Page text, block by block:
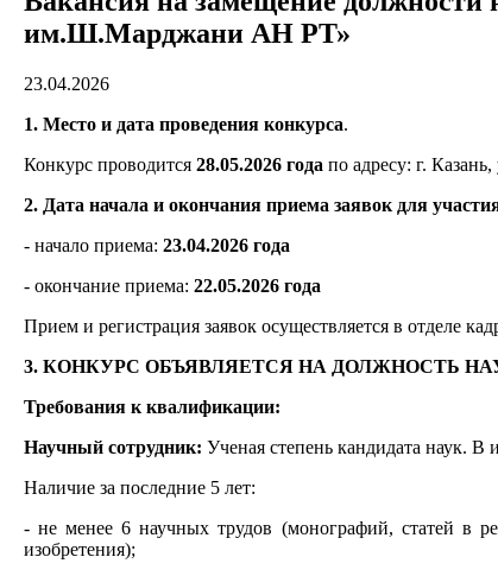
им.Ш.Марджани АН РТ»
23.04.2026
1. Место и дата проведения конкурса.
Конкурс проводится 28.05.2026 года по адресу: г.
2. Дата начала и окончания приема заявок для
- начало приема: 23.04.2026 года
- окончание приема: 22.05.2026 года
Прием и регистрация заявок осуществляется в отделе
3. КОНКУРС ОБЪЯВЛЯЕТСЯ НА ДОЛЖНОСТЬ
Требования к квалификации:
Научный сотрудник: Ученая степень кандидата наук. В
Наличие за последние 5 лет:
- не менее 6 научных трудов (монографий, статей в
изобретения);